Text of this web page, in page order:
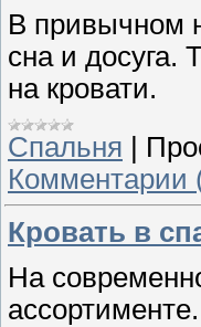
В привычном
сна и досуга.
на кровати.
Спальня
Комментарии
Кровать в
На